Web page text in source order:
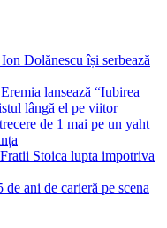
Dolănescu își serbează
lansează “Iubirea
lângă el pe viitor
de 1 mai pe un yaht
Stoica lupta impotriva
ani de carieră pe scena